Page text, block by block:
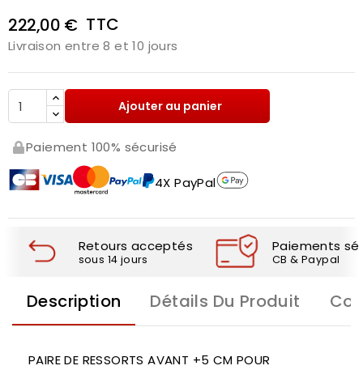
222,00 € TTC
Livraison entre 8 et 10 jours
Ajouter au panier
Paiement 100% sécurisé
4X PayPal
Retours acceptés
sous 14 jours
Paiements
CB & Paypal
Description Détails Du Produit
PAIRE DE RESSORTS AVANT +5 CM POUR